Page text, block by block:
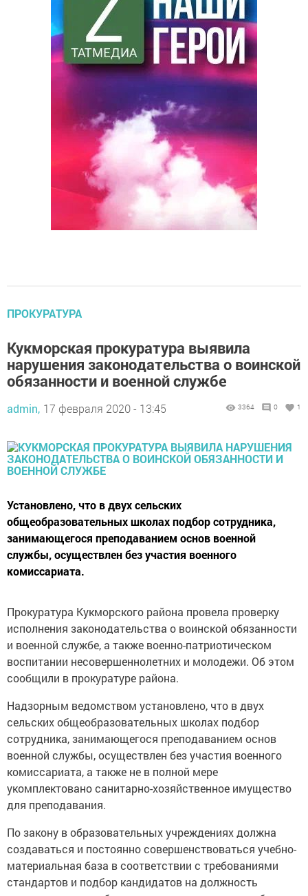
ПРОКУРАТУРА
Кукморская прокуратура выявила
нарушения законодательства о воинской
обязанности и военной службе
admin, 17 февраля 2020 - 13:45 3364 0 1
Установлено, что в двух сельских
общеобразовательных школах подбор сотрудника,
занимающегося преподаванием основ военной
службы, осуществлен без участия военного
комиссариата.
Прокуратура Кукморского района провела проверку
исполнения законодательства о воинской обязанности
и военной службе, а также военно-патриотическом
воспитании несовершеннолетних и молодежи. Об этом
сообщили в прокуратуре района.
Надзорным ведомством установлено, что в двух
сельских общеобразовательных школах подбор
сотрудника, занимающегося преподаванием основ
военной службы, осуществлен без участия военного
комиссариата, а также не в полной мере
укомплектовано санитарно-хозяйственное имущество
для преподавания.
По закону в образовательных учреждениях должна
создаваться и постоянно совершенствоваться учебно-
материальная база в соответствии с требованиями
стандартов и подбор кандидатов на должность